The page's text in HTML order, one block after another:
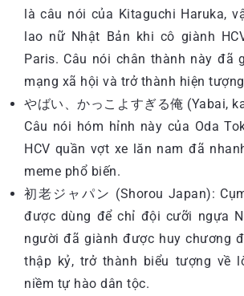
là câu nói của Kitaguchi Haruka,
lao nữ Nhật Bản khi cô giành
Paris. Câu nói chân thành này đã
mạng xã hội và trở thành hiện
やばい、かっこよすぎる俺 (Yabai,
Câu nói hóm hỉnh này của Oda
HCV quần vợt xe lăn nam đã
meme phổ biến.
初老ジャパン (Shorou Japan):
được dùng để chỉ đội cưỡi ngựa
người đã giành được huy chương
thập kỷ, trở thành biểu tượng về
niềm tự hào dân tộc.